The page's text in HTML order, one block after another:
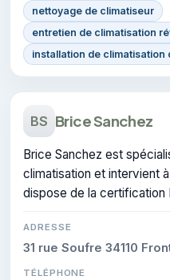
nettoyage de climatiseur
entretien de climatisation
installation de climatisation
BS Brice Sanchez
Brice Sanchez est
climatisation et intervient
dispose de la certification
ADRESSE
31 rue Soufre 34110
TÉLÉPHONE